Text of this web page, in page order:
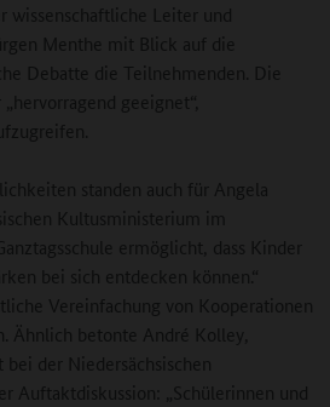
wissenschaftliche Leiter und
Menthe mit Blick auf die
Debatte die Teilnehmenden. Die
geeignet“,
standen auch für Angela
Kultusministerium im
ermöglicht, dass Kinder
bei sich entdecken können.“
Vereinfachung von Kooperationen
Ähnlich betonte André Kolley,
bei der Niedersächsischen
Auftaktdiskussion: „Schülerinnen und